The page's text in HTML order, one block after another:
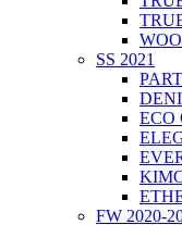
SS 2021
ECO
FW 2020-